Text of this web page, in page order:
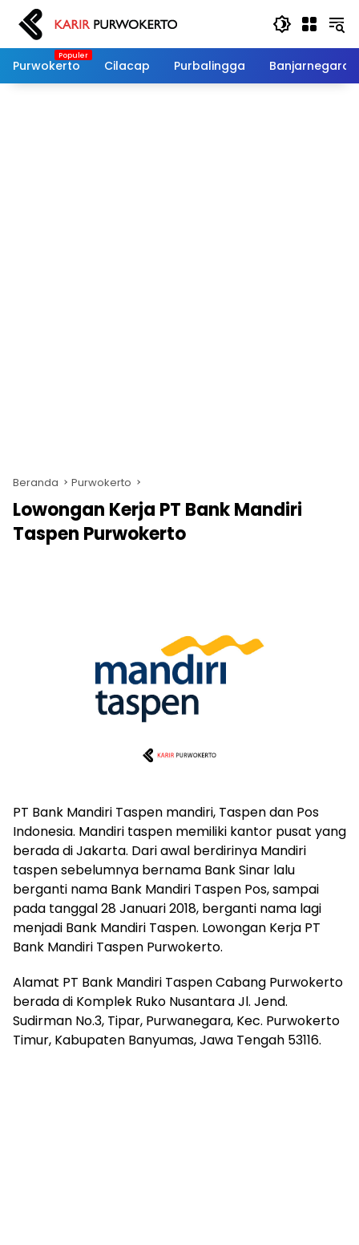
Langsung
konten
Purwokerto
Cilacap Purbalingga Banjarnegara
Beranda Purwokerto
Lowongan Kerja PT Bank Mandiri
Taspen Purwokerto
PT Bank Mandiri Taspen mandiri, Taspen dan Pos
Indonesia. Mandiri taspen memiliki kantor pusat yang
berada di Jakarta. Dari awal berdirinya Mandiri
taspen sebelumnya bernama Bank Sinar lalu
berganti nama Bank Mandiri Taspen Pos, sampai
pada tanggal 28 Januari 2018, berganti nama lagi
menjadi Bank Mandiri Taspen. Lowongan Kerja PT
Bank Mandiri Taspen Purwokerto.
Alamat PT Bank Mandiri Taspen Cabang Purwokerto
berada di Komplek Ruko Nusantara Jl. Jend.
Sudirman No.3, Tipar, Purwanegara, Kec. Purwokerto
Timur, Kabupaten Banyumas, Jawa Tengah 53116.